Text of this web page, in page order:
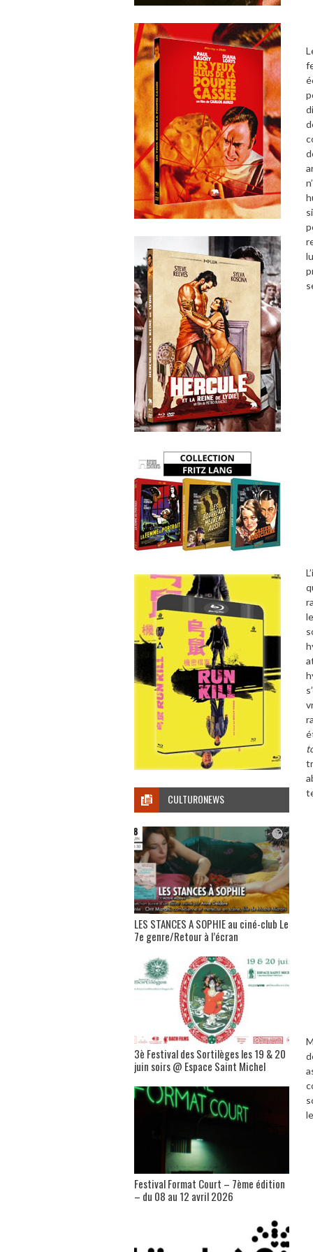
CULTURONEWS
LES STANCES A SOPHIE au ciné-club Le
7e genre/Retour à l’écran
3è Festival des Sortilèges les 19 & 20
juin soirs @ Espace Saint Michel
Festival Format Court – 7ème édition
– du 08 au 12 avril 2026